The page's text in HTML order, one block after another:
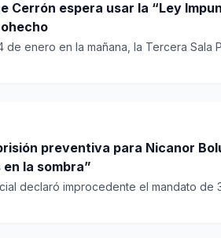
Cerrón espera usar la “Ley
de enero en la mañana, la Tercera Sala
preventiva para Nicanor
la sombra”
declaró improcedente el mandato de